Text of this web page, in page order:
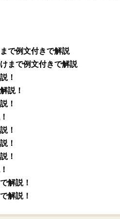
で例文付きで解説
まで例文付きで解説
！
説！
！
！
！
！
解説！
解説！